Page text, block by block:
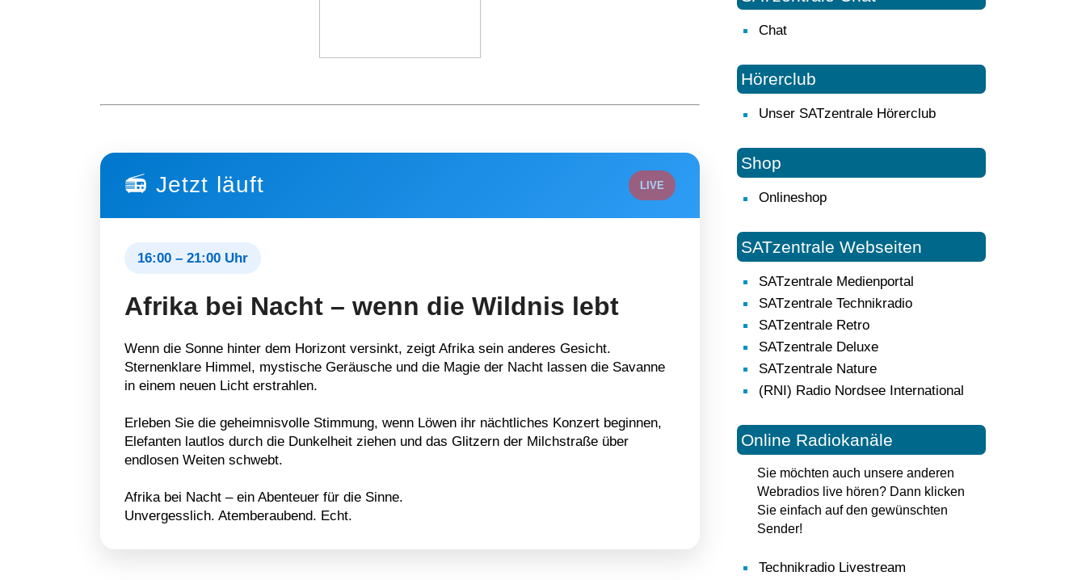
📻 Jetzt läuft LIVE
16:00 – 21:00 Uhr
Afrika bei Nacht – wenn die Wildnis lebt
Wenn die Sonne hinter dem Horizont versinkt, zeigt Afrika sein anderes Gesicht.
Sternenklare Himmel, mystische Geräusche und die Magie der Nacht lassen die Savanne
in einem neuen Licht erstrahlen.
Erleben Sie die geheimnisvolle Stimmung, wenn Löwen ihr nächtliches Konzert beginnen,
Elefanten lautlos durch die Dunkelheit ziehen und das Glitzern der Milchstraße über
endlosen Weiten schwebt.
Afrika bei Nacht – ein Abenteuer für die Sinne.
Unvergesslich. Atemberaubend. Echt.
Chat
Hörerclub
Unser SATzentrale Hörerclub
Shop
Onlineshop
SATzentrale Webseiten
SATzentrale Medienportal
SATzentrale Technikradio
SATzentrale Retro
SATzentrale Deluxe
SATzentrale Nature
(RNI) Radio Nordsee International
Online Radiokanäle
Sie möchten auch unsere anderen
Webradios live hören? Dann klicken
Sie einfach auf den gewünschten
Sender!
Technikradio Livestream